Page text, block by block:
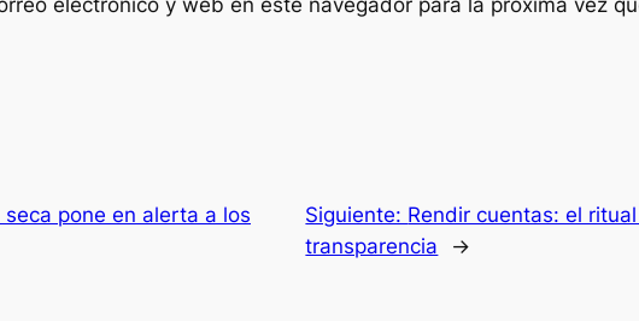
pone en alerta a los
Siguiente: Rendir cuentas: el
transparencia
→